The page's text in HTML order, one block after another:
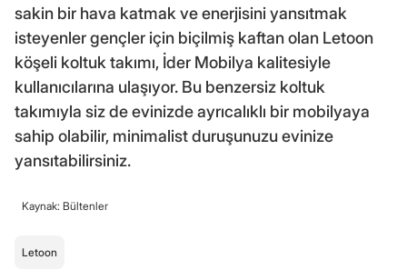
sakin bir hava katmak ve enerjisini yansıtmak
isteyenler gençler için biçilmiş kaftan olan Letoon
köşeli koltuk takımı, İder Mobilya kalitesiyle
kullanıcılarına ulaşıyor. Bu benzersiz koltuk
takımıyla siz de evinizde ayrıcalıklı bir mobilyaya
sahip olabilir, minimalist duruşunuzu evinize
yansıtabilirsiniz.
Kaynak: Bültenler
Letoon